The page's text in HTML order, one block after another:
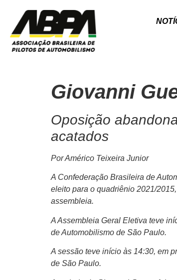
Giovanni
Oposição
acatados
Por Américo Teixeira Junior
A Confederação Brasileira de
eleito para o quadriênio 2021/
assembleia.
A Assembleia Geral Eletiva teve
de Automobilismo de São Paulo.
A sessão teve início às 14:30, em
de São Paulo.